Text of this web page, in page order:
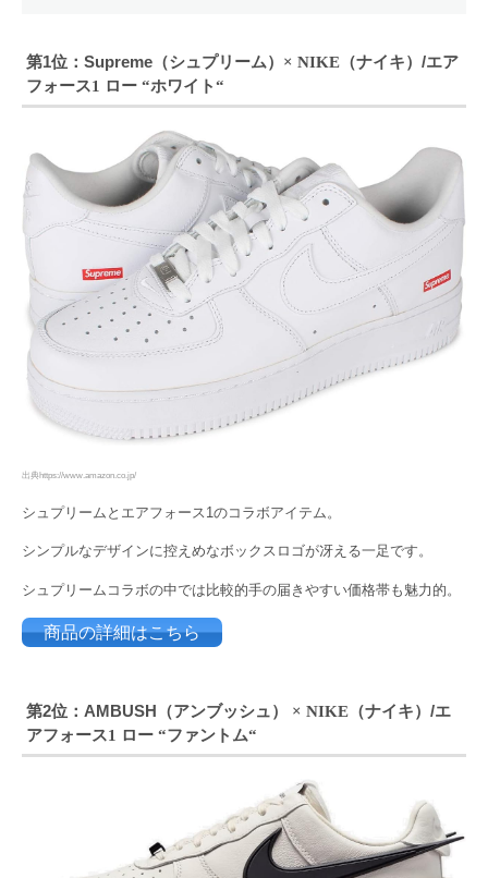
第1位：Supreme（シュプリーム） × NIKE（ナイキ）/エア
フォース1 ロー “ホワイト“
出典https://www.amazon.co.jp/
シュプリームとエアフォース1のコラボアイテム。
シンプルなデザインに控えめなボックスロゴが冴える一足です。
シュプリームコラボの中では比較的手の届きやすい価格帯も魅力的。
商品の詳細はこちら
第2位：AMBUSH（アンブッシュ） × NIKE（ナイキ）/エ
アフォース1 ロー “ファントム“